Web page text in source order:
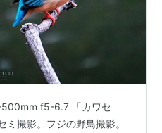
f5-6.7 「カワセ
ミ撮影。フジの野鳥撮影。